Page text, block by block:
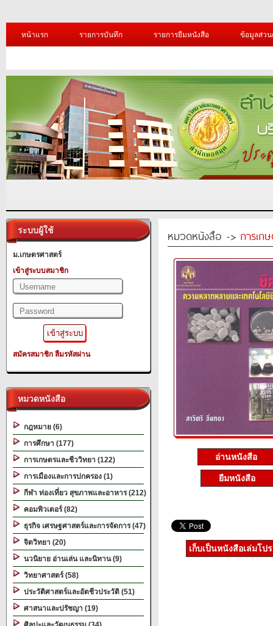
หน้าแรก รายการบันทึก รายการยืมหนังสือ ข้อมูลส่ว
ระบบผู้ใช้
ม.เกษตรศาสตร์
เข้าสู่ระบบสมาชิก
สมัครสมาชิก ลืมรหัสผ่าน
หมวดหนังสือ
กฎหมาย (6)
การศึกษา (177)
การเกษตรและชีววิทยา (122)
การเมืองและการปกครอง (1)
กีฬา ท่องเที่ยว สุขภาพและอาหาร (212)
คอมพิวเตอร์ (82)
ธุรกิจ เศรษฐศาสตร์และการจัดการ (47)
จิตวิทยา (20)
นวนิยาย อ่านเล่น และนิทาน (9)
วิทยาศาสตร์ (58)
ประวัติศาสตร์และอัตชีวประวัติ (51)
ศาสนาและปรัชญา (19)
หมวดหนังสือ -> การเก
อ่านหนังสือ
ยืมหนังสือ
เก็บเป็นหนังสือเล่มโป